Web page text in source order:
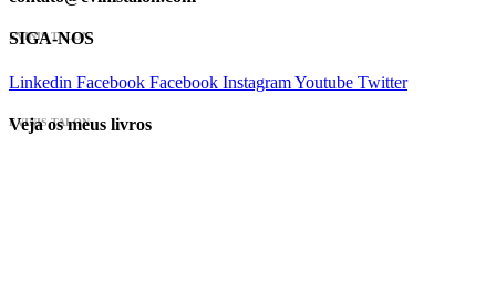
EVINIS TALON
SIGA-NOS
Linkedin Facebook Facebook InstagramYoutube Twitter
EVINIS TALON
Veja os meus livros